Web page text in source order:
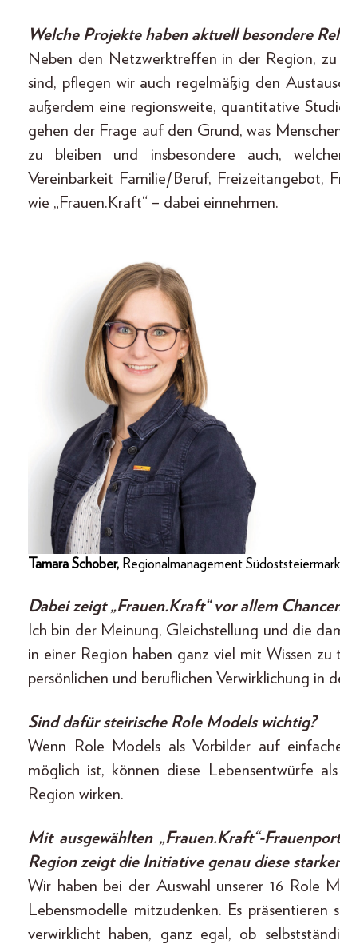
Welche Projekte haben aktuell besondere
Neben den Netzwerktreffen in der Region,
sind, pflegen wir auch regelmäßig den
außerdem eine regionsweite, quantitative
gehen der Frage auf den Grund, was
zu bleiben und insbesondere auch,
Vereinbarkeit Familie/Beruf,
wie „Frauen.Kraft“ – dabei einnehmen.
Tamara Schober, Regionalmanagement
Dabei zeigt „Frauen.Kraft“ vor allem
Ich bin der Meinung, Gleichstellung und die
in einer Region haben ganz viel mit Wissen
persönlichen und beruflichen Verwirklichung in
Sind dafür steirische Role Models wichtig?
Wenn Role Models als Vorbilder auf
möglich ist, können diese Lebensentwürfe
Region wirken.
Mit ausgewählten „Frauen.Kraft“-­
Region zeigt die Initiative genau diese
Wir haben bei der Auswahl unserer 16 Role
Lebensmodelle mitzudenken. Es präsentieren
verwirklicht haben, ganz egal, ob